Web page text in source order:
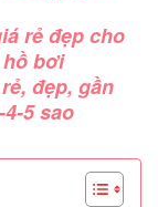
rẻ đẹp cho
bơi
đẹp, gần
5 sao